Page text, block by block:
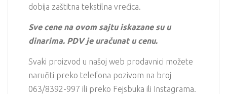
dobija zaštitna tekstilna vrećica.
Sve cene na ovom sajtu iskazane su u
dinarima. PDV je uračunat u cenu.
Svaki proizvod u našoj web prodavnici možete
naručiti preko telefona pozivom na broj
063/8392-997 ili preko Fejsbuka ili Instagrama.